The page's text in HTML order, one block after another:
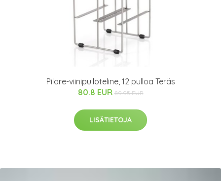
Pilare-viinipulloteline, 12 pulloa Teräs
80.8 EUR 89.95 EUR
LISÄTIETOJA